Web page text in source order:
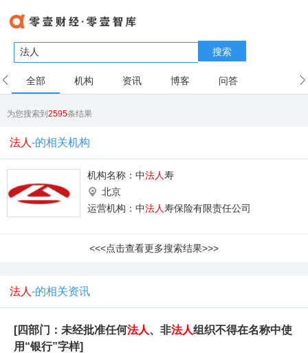
搜索
全部 机构 资讯 博客 问答
为您搜索到2595条结果
法人 -的相关机构
机构名称： 中法人寿
北京
运营机构：中法人寿保险有限责任公司
<<<点击查看更多搜索结果>>>
法人 -的相关资讯
[四部门：未经批准任何法人、非法人组织不得在名称中使
用“银行”字样]